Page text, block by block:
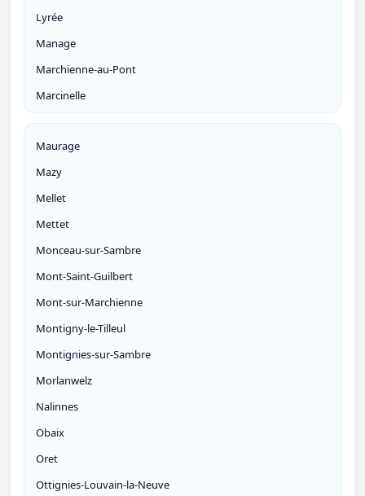
Lyrée
Manage
Marchienne-au-Pont
Marcinelle
Maurage
Mazy
Mellet
Mettet
Monceau-sur-Sambre
Mont-Saint-Guilbert
Mont-sur-Marchienne
Montigny-le-Tilleul
Montignies-sur-Sambre
Morlanwelz
Nalinnes
Obaix
Oret
Ottignies-Louvain-la-Neuve